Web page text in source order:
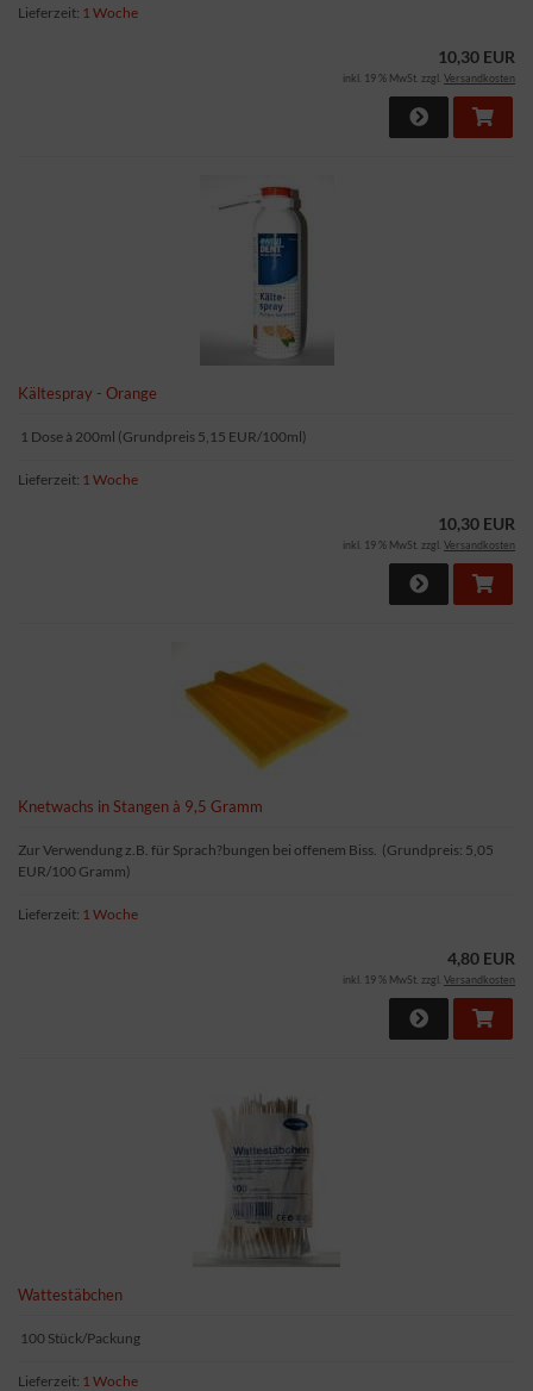
Lieferzeit: 1 Woche
10,30 EUR
inkl. 19 % MwSt. zzgl. Versandkosten
Kältespray - Orange
1 Dose à 200ml (Grundpreis 5,15 EUR/100ml)
Lieferzeit: 1 Woche
10,30 EUR
inkl. 19 % MwSt. zzgl. Versandkosten
Knetwachs in Stangen à 9,5 Gramm
Zur Verwendung z.B. für Sprach?bungen bei offenem Biss. (Grundpreis: 5,05
EUR/100 Gramm)
Lieferzeit: 1 Woche
4,80 EUR
inkl. 19 % MwSt. zzgl. Versandkosten
Wattestäbchen
100 Stück/Packung
Lieferzeit: 1 Woche